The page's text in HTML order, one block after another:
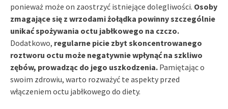
ponieważ może on zaostrzyć istniejące dolegliwości. Osoby
zmagające się z wrzodami żołądka powinny szczególnie
unikać spożywania octu jabłkowego na czczo.
Dodatkowo, regularne picie zbyt skoncentrowanego
roztworu octu może negatywnie wpłynąć na szkliwo
zębów, prowadząc do jego uszkodzenia. Pamiętając o
swoim zdrowiu, warto rozważyć te aspekty przed
włączeniem octu jabłkowego do diety.